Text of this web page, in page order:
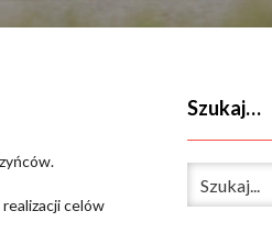
celów
Szukaj…